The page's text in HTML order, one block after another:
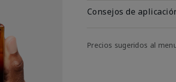
Consejos de
Precios sugeridos al